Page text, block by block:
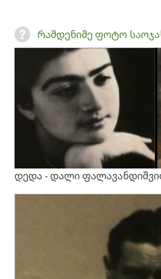
რამდენიმე ფოტო
დედა - დალი